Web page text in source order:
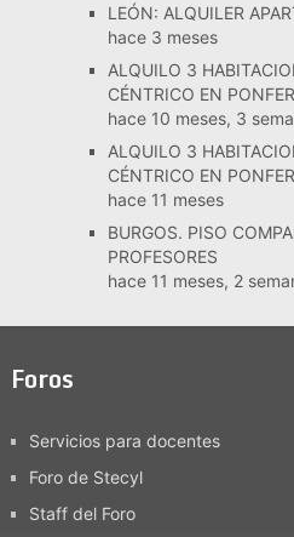
LEÓN: ALQUILER
hace 3 meses
ALQUILO 3
CÉNTRICO EN
hace 10 meses, 3
ALQUILO 3
CÉNTRICO EN
hace 11 meses
BURGOS. PISO
PROFESORES
hace 11 meses, 2
Foros
Servicios para docentes
Foro de Stecyl
Staff del Foro